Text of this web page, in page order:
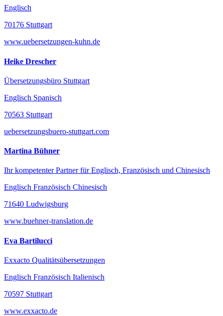
Englisch
70176 Stuttgart
www.uebersetzungen-kuhn.de
Heike Drescher
Übersetzungsbüro Stuttgart
Englisch Spanisch
70563 Stuttgart
uebersetzungsbuero-stuttgart.com
Martina Bühner
Ihr kompetenter Partner für Englisch, Französisch und Chinesisch
Englisch Französisch Chinesisch
71640 Ludwigsburg
www.buehner-translation.de
Eva Bartilucci
Exxacto Qualitätsübersetzungen
Englisch Französisch Italienisch
70597 Stuttgart
www.exxacto.de